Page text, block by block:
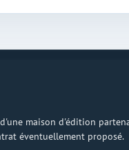
maison d'édition
éventuellement proposé.